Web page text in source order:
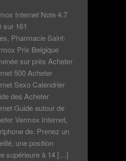
Internet Note 4.7
sur 161
Pharmacie Saint-
Prix Belgique
sur près Acheter
500 Acheter
Sexo Calendrier
des Acheter
Guide autour de
Vermox Internet,
de. Prenez un
une position
supérieure à 14 […]